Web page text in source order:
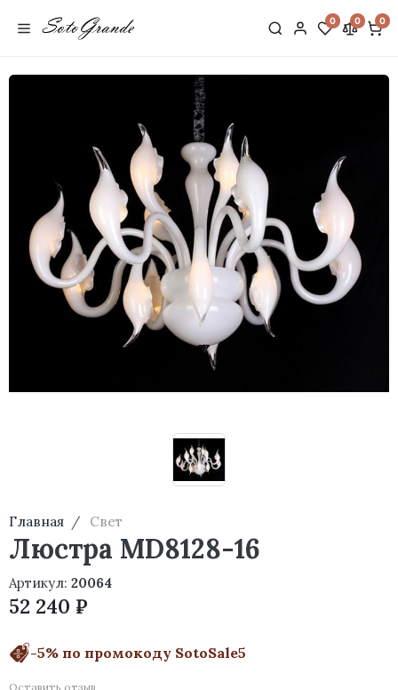
0 0 0
Главная Свет
Люстра MD8128-16
Артикул: 20064
52 240 ₽
-5% по промокоду SotoSale5
Оставить отзыв